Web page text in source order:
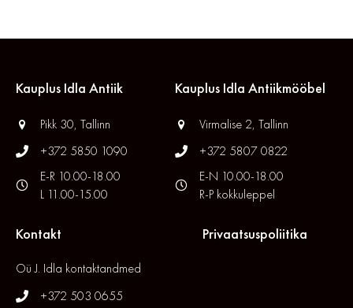
Kauplus Idla Antiik
Pikk 30, Tallinn
+372 5850 1090
E-R 10.00-18.00
L 11.00-15.00
Kauplus Idla Antiikmööbel
Virmalise 2, Tallinn
+372 5807 0822
E-N 10.00-18.00
R-P kokkuleppel
Kontakt
Oü J. Idla kontaktandmed
+372 503 0655
Privaatsuspoliitika